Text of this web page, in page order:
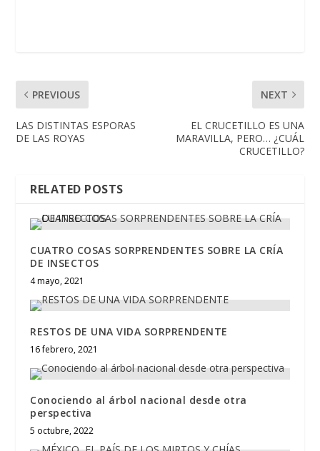
PREVIOUS
LAS DISTINTAS ESPORAS
DE LAS ROYAS
NEXT
EL CRUCETILLO ES UNA
MARAVILLA, PERO… ¿CUÁL
CRUCETILLO?
RELATED POSTS
CUATRO COSAS SORPRENDENTES SOBRE LA CRÍA
DE INSECTOS
4 mayo, 2021
RESTOS DE UNA VIDA SORPRENDENTE
16 febrero, 2021
Conociendo al árbol nacional desde otra
perspectiva
5 octubre, 2022